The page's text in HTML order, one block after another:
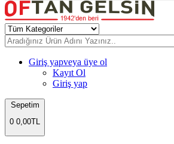
Giriş yapveya üye ol
Kayıt Ol
Giriş yap
Sepetim
0 0,00TL